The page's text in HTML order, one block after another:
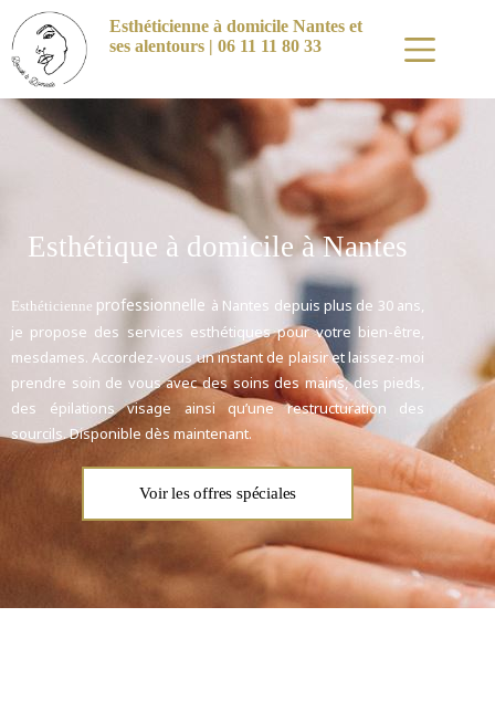
Esthéticienne à domicile Nantes et
ses alentours | 06 11 11 80 33
Esthétique à domicile à Nantes
Esthéticienne professionnelle à Nantes depuis plus de 30 ans,
je propose des services esthétiques pour votre bien-être,
mesdames. Accordez-vous un instant de plaisir et laissez-moi
prendre soin de vous avec des soins des mains, des pieds,
des épilations visage ainsi qu’une restructuration des
sourcils. Disponible dès maintenant.
Voir les offres spéciales